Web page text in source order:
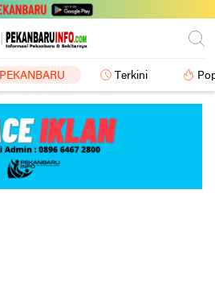
PEKANBARU Terkini